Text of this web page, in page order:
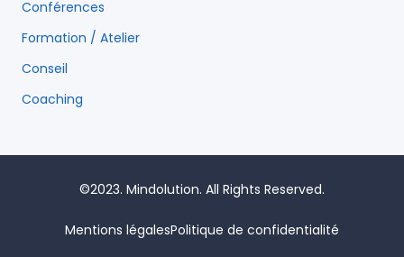
Conférences
Formation / Atelier
Conseil
Coaching
©2023. Mindolution. All Rights Reserved.
Mentions légalesPolitique de confidentialité